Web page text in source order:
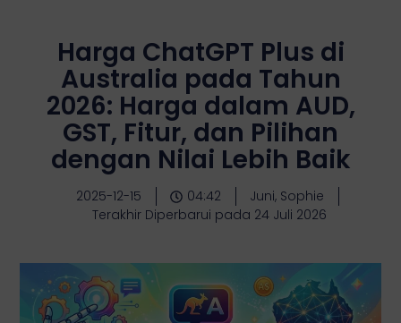
Harga ChatGPT Plus di
Australia pada Tahun
2026: Harga dalam AUD,
GST, Fitur, dan Pilihan
dengan Nilai Lebih Baik
2025-12-15 04:42
Juni, Sophie
Terakhir Diperbarui pada 24 Juli 2026